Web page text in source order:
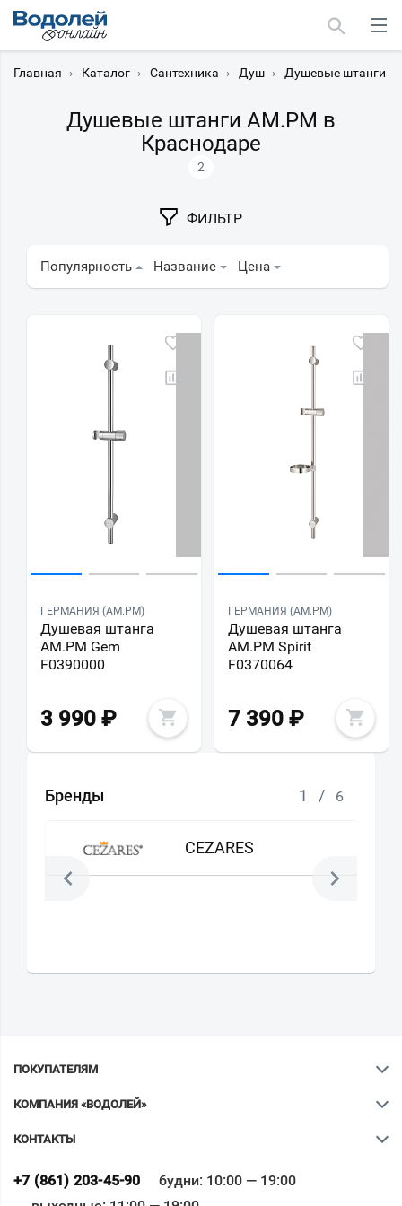
Главная › Каталог › Сантехника › Душ › Душевые штанги
Душевые штанги AM.PM в
Краснодаре
2
ФИЛЬТР
Популярность Название Цена
ГЕРМАНИЯ (AM.PM)
Душевая штанга
AM.PM Gem
F0390000
3 990 ₽
ГЕРМАНИЯ (AM.PM)
Душевая штанга
AM.PM Spirit
F0370064
7 390 ₽
Бренды 1 / 6
CEZARES
ПОКУПАТЕЛЯМ
КОМПАНИЯ «ВОДОЛЕЙ»
КОНТАКТЫ
+7 (861) 203-45-90
будни: 10:00 — 19:00